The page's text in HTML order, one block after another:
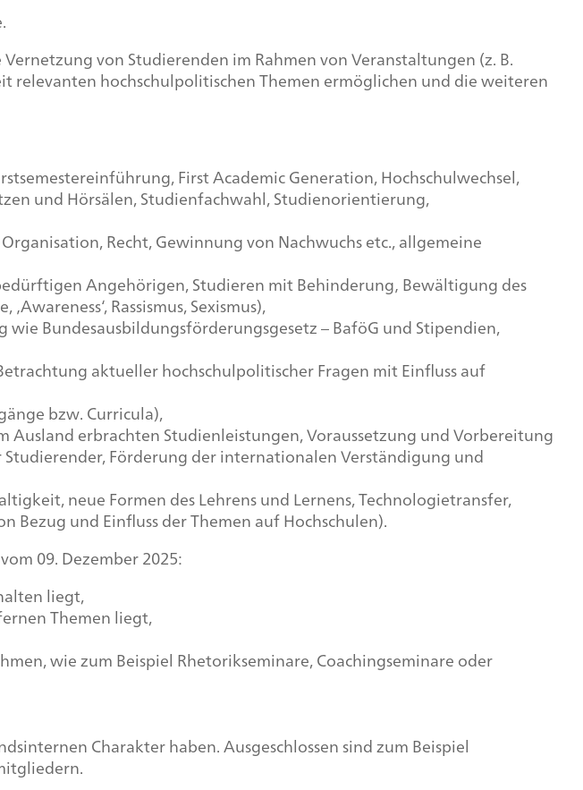
von Studierenden im Rahmen von Veranstaltungen (z. B.
relevanten hochschulpolitischen Themen ermöglichen und die weiteren
First Academic Generation, Hochschulwechsel,
und Hörsälen, Studienfachwahl, Studienorientierung,
Recht, Gewinnung von Nachwuchs etc., allgemeine
Angehörigen, Studieren mit Behinderung‚ Bewältigung des
Rassismus, Sexismus),
Bundesausbildungsförderungsgesetz – BaföG und Stipendien,
aktueller hochschulpolitischer Fragen mit Einfluss auf
bzw. Curricula),
Ausland erbrachten Studienleistungen, Voraussetzung und Vorbereitung
Förderung der internationalen Verständigung und
neue Formen des Lehrens und Lernens, Technologietransfer,
Bezug und Einfluss der Themen auf Hochschulen).
09. Dezember 2025:
liegt,
Themen liegt,
wie zum Beispiel Rhetorikseminare, Coachingseminare oder
Charakter haben. Ausgeschlossen sind zum Beispiel